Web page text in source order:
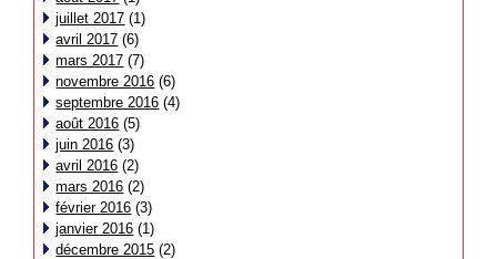
juillet 2017 (1)
avril 2017 (6)
mars 2017 (7)
novembre 2016 (6)
septembre 2016 (4)
août 2016 (5)
juin 2016 (3)
avril 2016 (2)
mars 2016 (2)
février 2016 (3)
janvier 2016 (1)
décembre 2015 (2)